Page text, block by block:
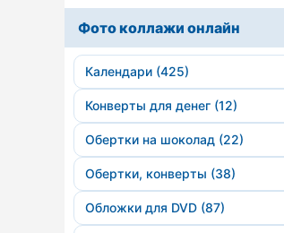
Фото коллажи онлайн
Календари (425)
Конверты для денег (12)
Обертки на шоколад (22)
Обертки, конверты (38)
Обложки для DVD (87)